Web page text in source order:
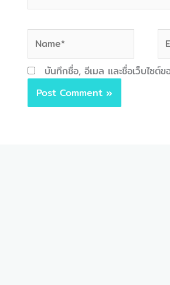
บันทึกชื่อ, อีเมล และชื่อเว็บไซต์